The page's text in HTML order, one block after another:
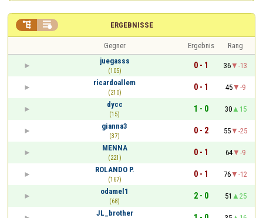
ERGEBNISSE
 
Gegner Ergebnis
Rang
juegasss
(105)
0 - 1 36
-13
ricardoallem
(210)
0 - 1 45
-9
dycc
(15)
1 - 0 30
15
gianna3
(37)
0 - 2 55
-25
MENNA
(221)
0 - 1 64
-9
ROLANDO P.
(167)
0 - 1 76
-12
odamel1
(68)
2 - 0 51
25
JL_brother